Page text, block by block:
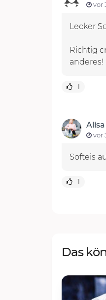
vor
Lecker
Richtig
anderes!
1
vor
Softeis
1
Das